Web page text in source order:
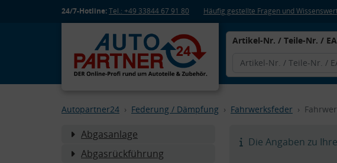
24/7-Hotline:Tel.: +49 33844 67 91 80 Häufig gestellte Fragen und
Artikel-Nr. / Teile-Nr. /
Autopartner24 Federung / Dämpfung Fahrwerksfeder
Abgasanlage
Abgasrückführung
Die Angaben zu